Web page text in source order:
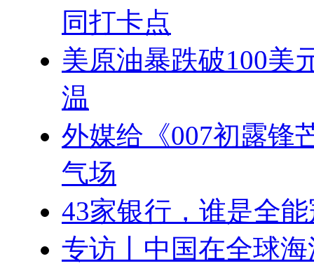
同打卡点
美原油暴跌破100美
温
外媒给《007初露锋
气场
43家银行，谁是全
专访丨中国在全球